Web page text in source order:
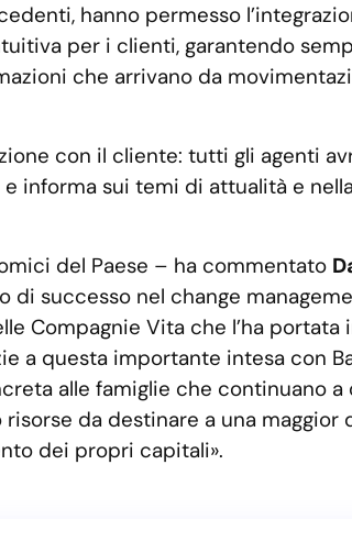
hanno permesso
per i clienti, garantendo
che arrivano da
con il cliente: tutti gli agenti
informa sui temi di attualità e
del Paese – ha commentato
di successo nel change
Compagnie Vita che l’ha portata
a questa importante intesa con
alle famiglie che continuano
da destinare a una maggior
dei propri capitali».